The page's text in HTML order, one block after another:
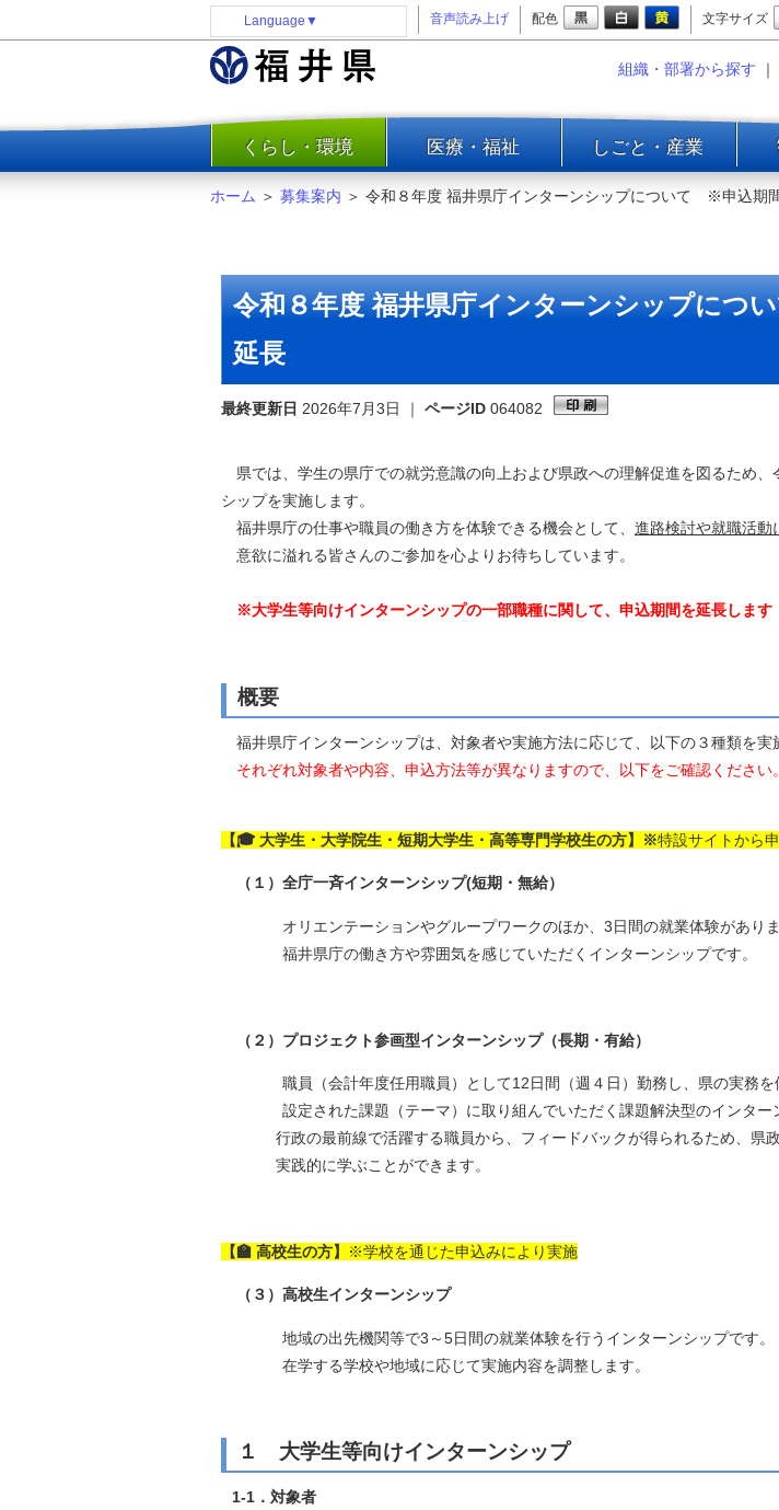
Language ▼ 音声読み上げ 配色 文字サイズ
組織・部署から探す ｜
一覧
くらし・環境 医療・福祉 しごと・産業
防災
水道・エネルギー
住まい・土地
環境問題・廃棄物対策・リサ
まちづくり
河川・砂防・港湾
自然
ホーム ＞ 募集案内 ＞ 令和８年度 福井県庁インターンシップについて ※申込期
令和８年度 福井県庁インターンシップに
延長
最終更新日 2026年7月3日 ｜ ページID 064082
県では、学生の県庁での就労意識の向上および県政への理解促進を図るため、
シップを実施します。
福井県庁の仕事や職員の働き方を体験できる機会として、 進路検討や就職活動
意欲に溢れる皆さんのご参加を心よりお待ちしています。
※大学生等向けインターンシップの一部職種に関して、申込期間を延長します
概要
福井県庁インターンシップは、対象者や実施方法に応じて、以下の３種類を実
それぞれ対象者や内容、申込方法等が異なりますので、以下をご確認ください。
【🎓 大学生・大学院生・短期大学生・高等専門学校生の方】※特設サイトから
（１）全庁一斉インターンシップ(短期・無給）
オリエンテーションやグループワークのほか、3日間の就業体験がありま
福井県庁の働き方や雰囲気を感じていただくインターンシップです。
（２）プロジェクト参画型インターンシップ（長期・有給）
職員（会計年度任用職員）として12日間（週４日）勤務し、県の実務を体
設定された課題（テーマ）に取り組んでいただく課題解決型のインターン
行政の最前線で活躍する職員から、フィードバックが得られるため、県政
実践的に学ぶことができます。
【🏫 高校生の方】 ※学校を通じた申込みにより実施
（３）高校生インターンシップ
地域の出先機関等で3～5日間の就業体験を行うインターンシップです。
在学する学校や地域に応じて実施内容を調整します。
１ 大学生等向けインターンシップ
1-1．対象者